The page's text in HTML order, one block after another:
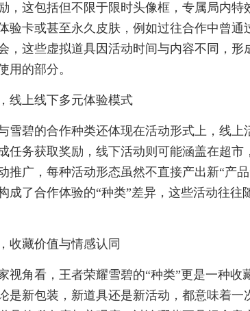
，这包括但不限于限时头像框，专属局内
验卡或甚至永久皮肤，例如过往合作中曾通
，这些虚拟道具因活动时间与内容不同，形
用的部分。
线上线下多元体验模式
雪碧的合作种类还体现在活动形式上，线
任务获取奖励，线下活动则可能涵盖在超
推广，每种活动形态虽然不直接产出新“产
成了合作体验的“种类”差异，这些活动往往
收藏价值与情感认同
视角看，王者荣耀雪碧的“种类”更是一种
是新包装，新道具还是新活动，都意味着